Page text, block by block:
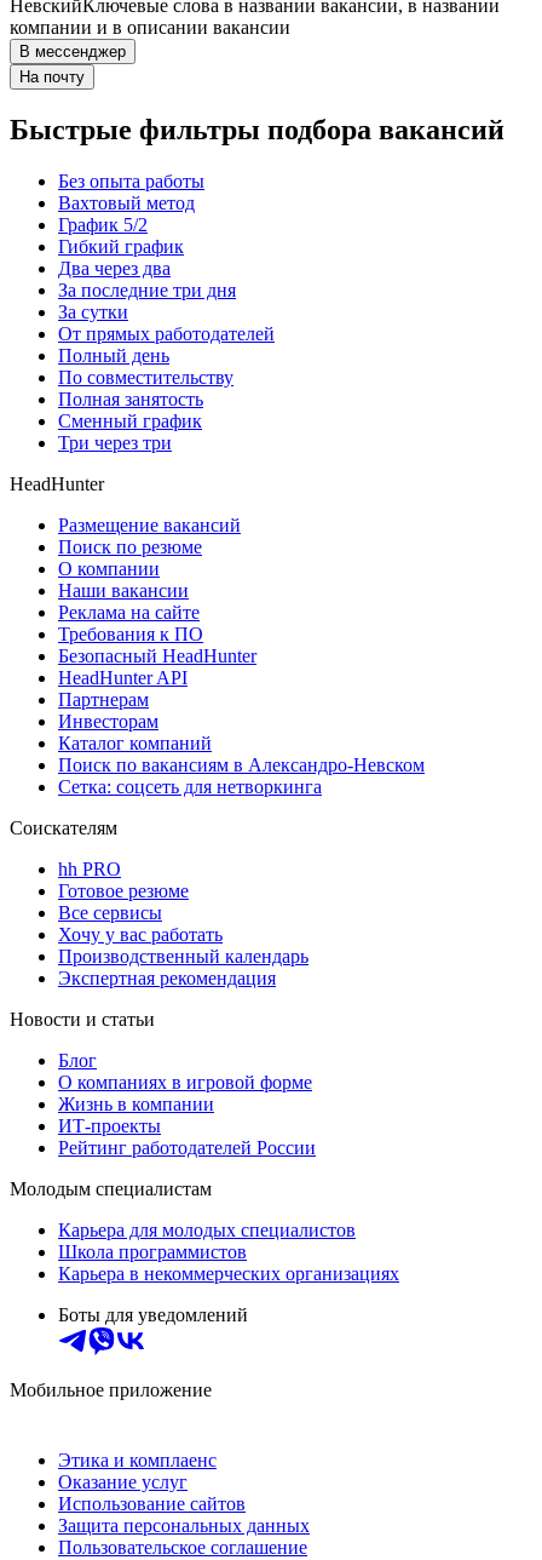
НевскийКлючевые слова в названии вакансии, в названии
компании и в описании вакансии
В мессенджер
На почту
Быстрые фильтры подбора вакансий
Без опыта работы
Вахтовый метод
График 5/2
Гибкий график
Два через два
За последние три дня
За сутки
От прямых работодателей
Полный день
По совместительству
Полная занятость
Сменный график
Три через три
HeadHunter
Размещение вакансий
Поиск по резюме
О компании
Наши вакансии
Реклама на сайте
Требования к ПО
Безопасный HeadHunter
HeadHunter API
Партнерам
Инвесторам
Каталог компаний
Поиск по вакансиям в Александро-Невском
Сетка: соцсеть для нетворкинга
Соискателям
hh PRO
Готовое резюме
Все сервисы
Хочу у вас работать
Производственный календарь
Экспертная рекомендация
Новости и статьи
Блог
О компаниях в игровой форме
Жизнь в компании
ИТ-проекты
Рейтинг работодателей России
Молодым специалистам
Карьера для молодых специалистов
Школа программистов
Карьера в некоммерческих организациях
Боты для уведомлений
Мобильное приложение
Этика и комплаенс
Оказание услуг
Использование сайтов
Защита персональных данных
Пользовательское соглашение